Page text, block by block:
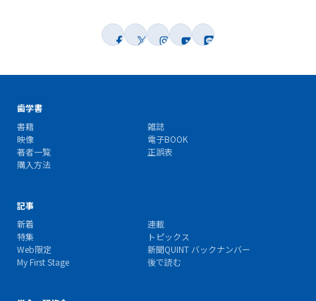
歯学書
書籍
雑誌
映像
電子BOOK
著者一覧
正誤表
購入方法
記事
新着
連載
特集
トピックス
Web限定
新聞QUINT バックナンバー
My First Stage
後で読む